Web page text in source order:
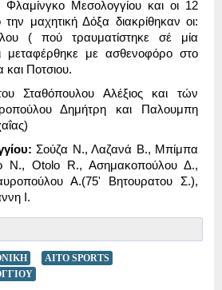
Φλαμίνγκο Μεσολογγίου και οι 12
την μαχητικήΔόξα διακρίθηκαν οι:
λου ( πού τραυματίστηκε σέ μία
μεταφέρθηκε με ασθενοφόρο στο
και Ποτσιου.
υ Σταθόπουλου Αλέξιος καιτών
ύλουΔημήτρη και Παλουμπη
αΐας)
ίου: Σούζα Ν., Λαζανά Β., Μπίμπα
N., Otolo R.,Ασημακοπούλου Δ.,
ροπούλου Α.(75' Βητουρατου Σ.),
ννη Ι.
AITO SPORTS